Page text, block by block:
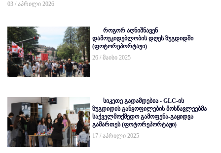
03 / აპრილი 2026
როგორ აღნიშნავენ
დამოუკიდებლობის დღეს ზუგდიდში
(ფოტორეპორტაჟი)
26 / მაისი 2025
სიკეთე გადამდებია - GLC-ის
ზუგდიდის განყოფილების მოსწავლეებმა
საქველმოქმედო გამოფენა-გაყიდვა
გამართეს (ფოტორეპორტაჟი)
17 / აპრილი 2025